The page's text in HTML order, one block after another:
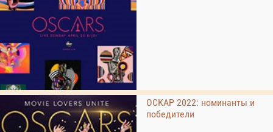
ОСКАР 2022: номинанты и
победители